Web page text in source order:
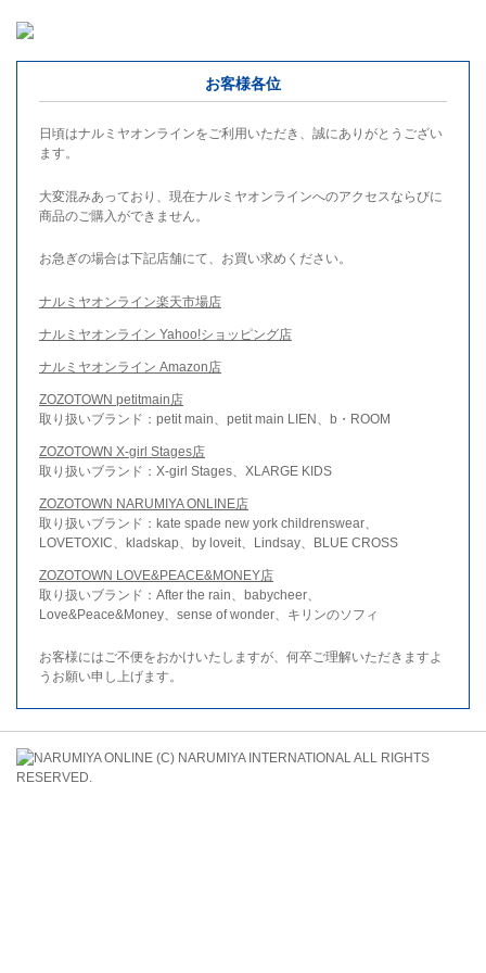
お客様各位
日頃はナルミヤオンラインをご利用いただき、誠にありがとうござい
ます。
大変混みあっており、現在ナルミヤオンラインへのアクセスならびに
商品のご購入ができません。
お急ぎの場合は下記店舗にて、お買い求めください。
ナルミヤオンライン楽天市場店
ナルミヤオンライン Yahoo!ショッピング店
ナルミヤオンライン Amazon店
ZOZOTOWN petitmain店
取り扱いブランド：petit main、petit main LIEN、b・ROOM
ZOZOTOWN X-girl Stages店
取り扱いブランド：X-girl Stages、XLARGE KIDS
ZOZOTOWN NARUMIYA ONLINE店
取り扱いブランド：kate spade new york childrenswear、
LOVETOXIC、kladskap、by loveit、Lindsay、BLUE CROSS
ZOZOTOWN LOVE&PEACE&MONEY店
取り扱いブランド：After the rain、babycheer、
Love&Peace&Money、sense of wonder、キリンのソフィ
お客様にはご不便をおかけいたしますが、何卒ご理解いただきますよ
うお願い申し上げます。